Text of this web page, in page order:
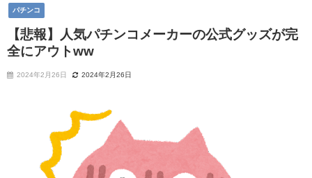
パチンコ
【悲報】人気パチンコメーカーの公式グッズが完
全にアウトww
2024年2月26日 2024年2月26日